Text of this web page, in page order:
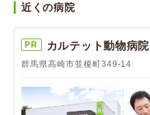
近くの病院
PR カルテット動物病院
群馬県高崎市並榎町349-14